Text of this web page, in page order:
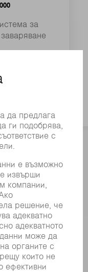
за
ЗА
НА TRUMPF